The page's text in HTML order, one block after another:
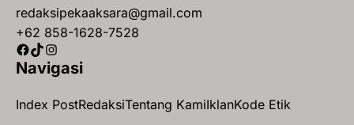
redaksipekaaksara@gmail.com
+62 858-1628-7528
Facebook
TikTok
Instagram
Navigasi
Index PostRedaksiTentang KamiIklanKode Etik